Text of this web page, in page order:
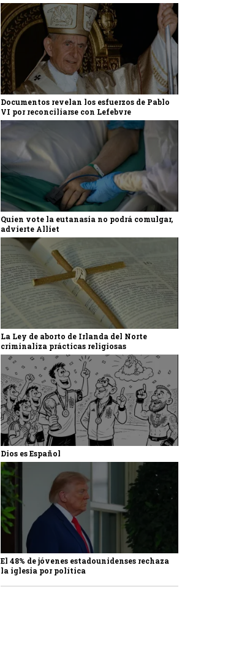
Documentos revelan los esfuerzos de Pablo
VI por reconciliarse con Lefebvre
Quien vote la eutanasia no podrá comulgar,
advierte Alliet
La Ley de aborto de Irlanda del Norte
criminaliza prácticas religiosas
Dios es Español
El 48% de jóvenes estadounidenses rechaza
la iglesia por política